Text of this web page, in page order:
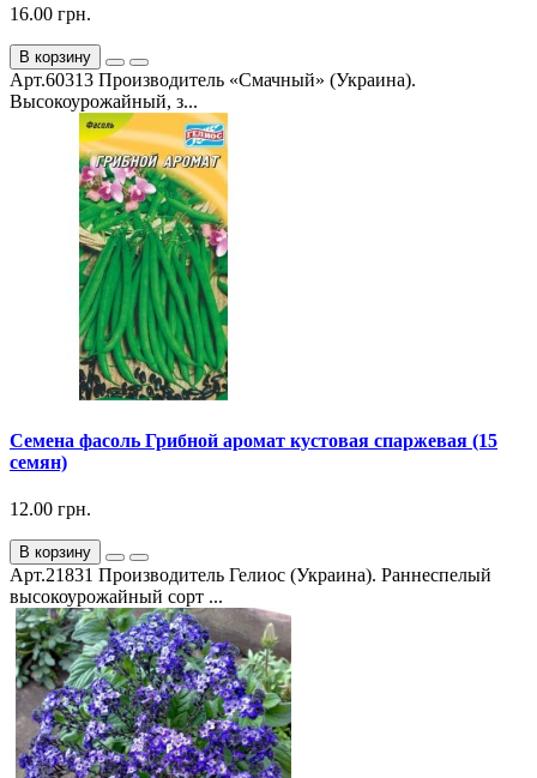
16.00 грн.
В корзину
Арт.60313 Производитель «Смачный» (Украина).
Высокоурожайный, з...
Семена фасоль Грибной аромат кустовая спаржевая (15
семян)
12.00 грн.
В корзину
Арт.21831 Производитель Гелиос (Украина). Раннеспелый
высокоурожайный сорт ...